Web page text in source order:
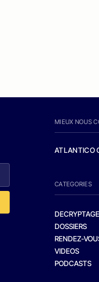
MIEUX NOUS
ATLANTICO
CATEGORIES
DOSSIERS
RENDEZ-
VIDEOS
PODCASTS